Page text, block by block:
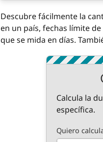
Descubre fácilmente la
en un país, fechas límite
que se mida en días.
Calcula la
específica.
Quiero